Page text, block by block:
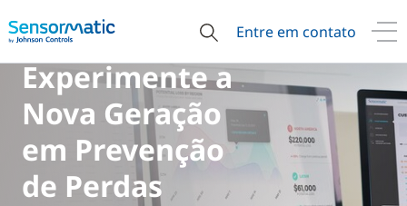
Entre em contato
Experimente a
Nova Geração
em Prevenção
de Perdas